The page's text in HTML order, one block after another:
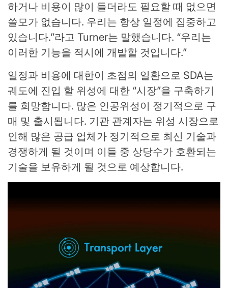
하거나 비용이 많이 들더라도 필요할 때 없으면
쓸모가 없습니다. 우리는 항상 일정에 집중하고
있습니다.”라고 Turner는 말했습니다. “우리는
이러한 기능을 적시에 개발할 것입니다.”
일정과 비용에 대한이 초점의 일환으로 SDA는
궤도에 진입 할 위성에 대한 “시장”을 구축하기
를 희망합니다. 많은 인공위성이 정기적으로 구
매 및 출시됩니다. 기관 관계자는 위성 시장으로
인해 많은 공급 업체가 정기적으로 최신 기술과
경쟁하게 될 것이며 이들 중 상당수가 호환되는
기술을 보유하게 될 것으로 예상합니다.